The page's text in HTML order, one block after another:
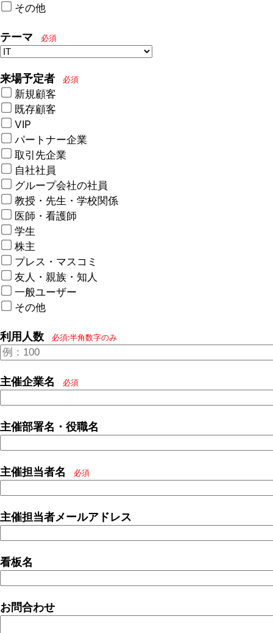
その他
テーマ 必須
来場予定者 必須
新規顧客
既存顧客
VIP
パートナー企業
取引先企業
自社社員
グループ会社の社員
教授・先生・学校関係
医師・看護師
学生
株主
プレス・マスコミ
友人・親族・知人
一般ユーザー
その他
利用人数 必須:半角数字のみ
主催企業名 必須
主催部署名・役職名
主催担当者名 必須
主催担当者メールアドレス
看板名
お問合わせ